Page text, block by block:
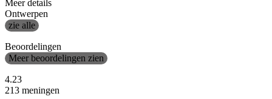
Meer details
Ontwerpen
zie alle
Beoordelingen
Meer beoordelingen zien
4.23
213 meningen